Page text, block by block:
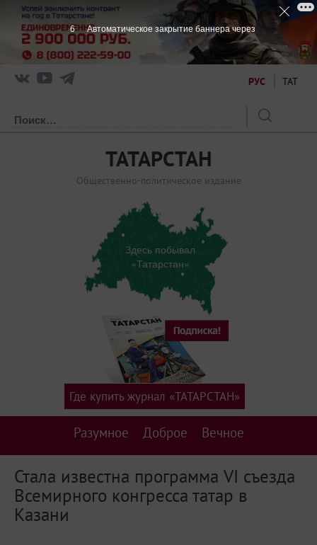
РУС ТАТ
ТАТАРСТАН
Общественно-политическое издание
Здесь побывал
«Татарстан»
Разумное Доброе Вечное
Где купить журнал «ТАТАРСТАН»
Стала известна программа VI съезда
Всемирного конгресса татар в
Казани
5 Автоматическое закрытие баннера через